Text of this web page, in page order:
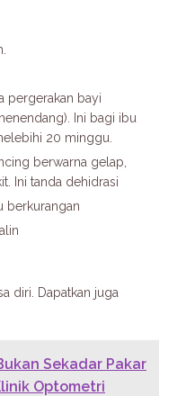
pergerakan bayi
Ini bagi ibu
20 minggu.
berwarna gelap,
Ini tanda dehidrasi
berkurangan
diri. Dapatkan juga
Sekadar Pakar
Optometri